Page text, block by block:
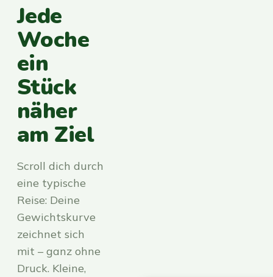
Jede
Woche
ein
Stück
näher
am Ziel
Scroll dich durch
eine typische
Reise: Deine
Gewichtskurve
zeichnet sich
mit – ganz ohne
Druck. Kleine,